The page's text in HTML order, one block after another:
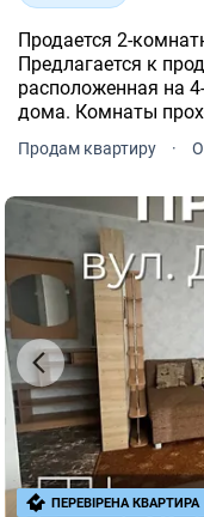
Продается 2-
Предлагается к
расположенная на
дома. Комнаты проходные. Состояние квартиры под
Продам квартиру ·
ПЕРЕВІРЕНА КВАРТИРА